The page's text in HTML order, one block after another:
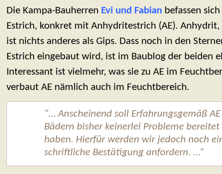
Die Kampa-Bauherren Evi und Fabian befassen
Estrich, konkret mit Anhydritestrich (AE). Anhydrit,
ist nichts anderes als Gips. Dass noch in den
Estrich eingebaut wird, ist im Baublog der beiden
Interessant ist vielmehr, was sie zu AE im
verbaut AE nämlich auch im Feuchtbereich.
“… Anscheinend soll Erfahrungsgemäß
Bädern bisher keinerlei Probleme bereitet
haben. Hierfür werden wir jedoch noch
schriftliche Bestätigung anfordern. …”